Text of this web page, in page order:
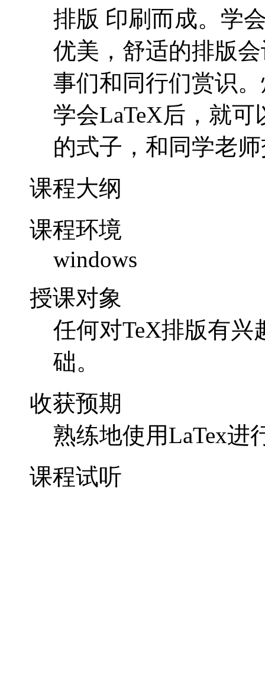
排版 印刷而成。学
优美，舒适的排版
事们和同行们赏识
学会LaTeX后，就
的式子，和同学老
课程大纲
课程环境
windows
授课对象
任何对TeX排版有
础。
收获预期
熟练地使用LaTex进
课程试听